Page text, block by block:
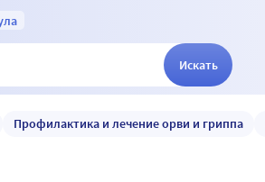
Искать
Профилактика и лечение орви и гриппа